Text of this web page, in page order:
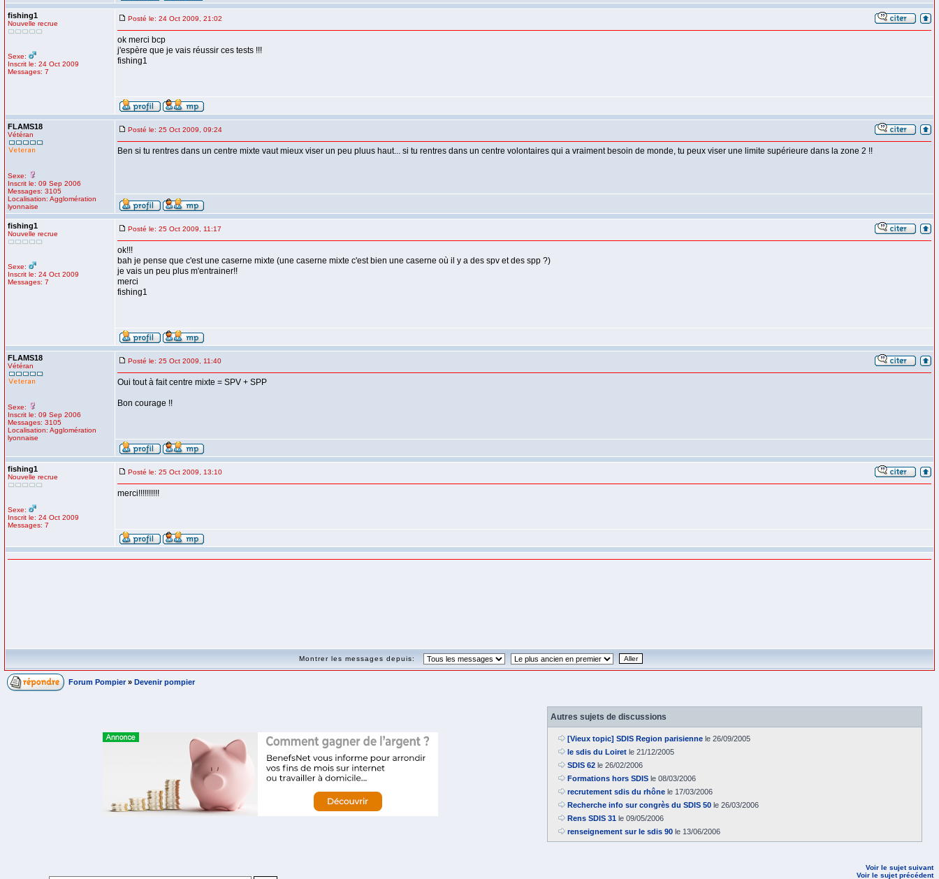
fishing1
Nouvelle recrue
Sexe:
Inscrit le: 24 Oct 2009
Messages: 7
Posté le: 24 Oct 2009, 21:02
ok merci bcp
j'espère que je vais réussir ces tests !!!
fishing1
FLAMS18
Vétéran
Sexe:
Inscrit le: 09 Sep 2006
Messages: 3105
Localisation: Agglomération
lyonnaise
Posté le: 25 Oct 2009, 09:24
Ben si tu rentres dans un centre mixte vaut mieux viser un peu pluus haut... si tu rentres dans un centre volontaires qui a vraiment besoin de monde, tu peux viser une limite supérieure dans la zone 2 !!
fishing1
Nouvelle recrue
Sexe:
Inscrit le: 24 Oct 2009
Messages: 7
Posté le: 25 Oct 2009, 11:17
ok!!!
bah je pense que c'est une caserne mixte (une caserne mixte c'est bien une caserne où il y a des spv et des spp ?)
je vais un peu plus m'entrainer!!
merci
fishing1
FLAMS18
Vétéran
Sexe:
Inscrit le: 09 Sep 2006
Messages: 3105
Localisation: Agglomération
lyonnaise
Posté le: 25 Oct 2009, 11:40
Oui tout à fait centre mixte = SPV + SPP
Bon courage !!
fishing1
Nouvelle recrue
Sexe:
Inscrit le: 24 Oct 2009
Messages: 7
Posté le: 25 Oct 2009, 13:10
merci!!!!!!!!!!
Montrer les messages depuis:
Forum Pompier » Devenir pompier
Autres sujets de discussions
[Vieux topic] SDIS Region parisienne le 26/09/2005
le sdis du Loiret le 21/12/2005
SDIS 62 le 26/02/2006
Formations hors SDIS le 08/03/2006
recrutement sdis du rhône le 17/03/2006
Recherche info sur congrès du SDIS 50 le 26/03/2006
Rens SDIS 31 le 09/05/2006
renseignement sur le sdis 90 le 13/06/2006
Voir le sujet suivant
Voir le sujet précédent